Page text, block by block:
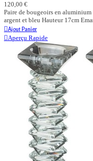
120,00 €
Paire de bougeoirs en
argent et bleu Hauteur 17cm
Ajout Panier
Aperçu Rapide